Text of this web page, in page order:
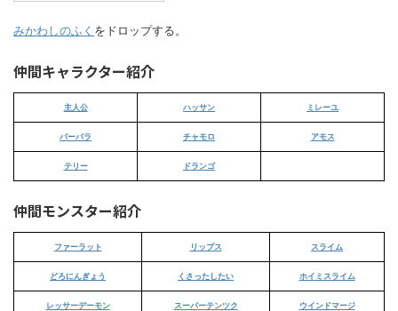
みかわしのふく をドロップする。
仲間キャラクター紹介
主人公 ハッサン ミレーユ
バーバラ チャモロ アモス
テリー ドランゴ
仲間モンスター紹介
ファーラット リップス スライム
どろにんぎょう くさったしたい ホイミスライム
レッサーデーモン スーパーテンツク ウインドマージ